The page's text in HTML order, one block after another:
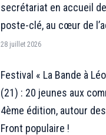
secrétariat en accueil
poste-clé, au cœur de
28 juillet 2026
Festival « La Bande à
(21) : 20 jeunes aux
4ème édition, autour
Front populaire !